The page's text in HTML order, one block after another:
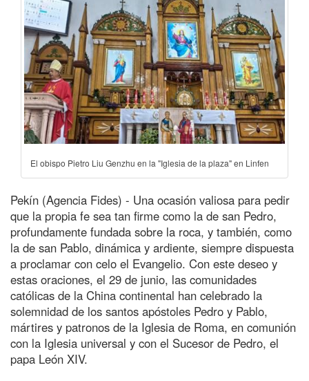
El obispo Pietro Liu Genzhu en la "Iglesia de la plaza" en Linfen
Pekín (Agencia Fides) - Una ocasión valiosa para pedir
que la propia fe sea tan firme como la de san Pedro,
profundamente fundada sobre la roca, y también, como
la de san Pablo, dinámica y ardiente, siempre dispuesta
a proclamar con celo el Evangelio. Con este deseo y
estas oraciones, el 29 de junio, las comunidades
católicas de la China continental han celebrado la
solemnidad de los santos apóstoles Pedro y Pablo,
mártires y patronos de la Iglesia de Roma, en comunión
con la Iglesia universal y con el Sucesor de Pedro, el
papa León XIV.